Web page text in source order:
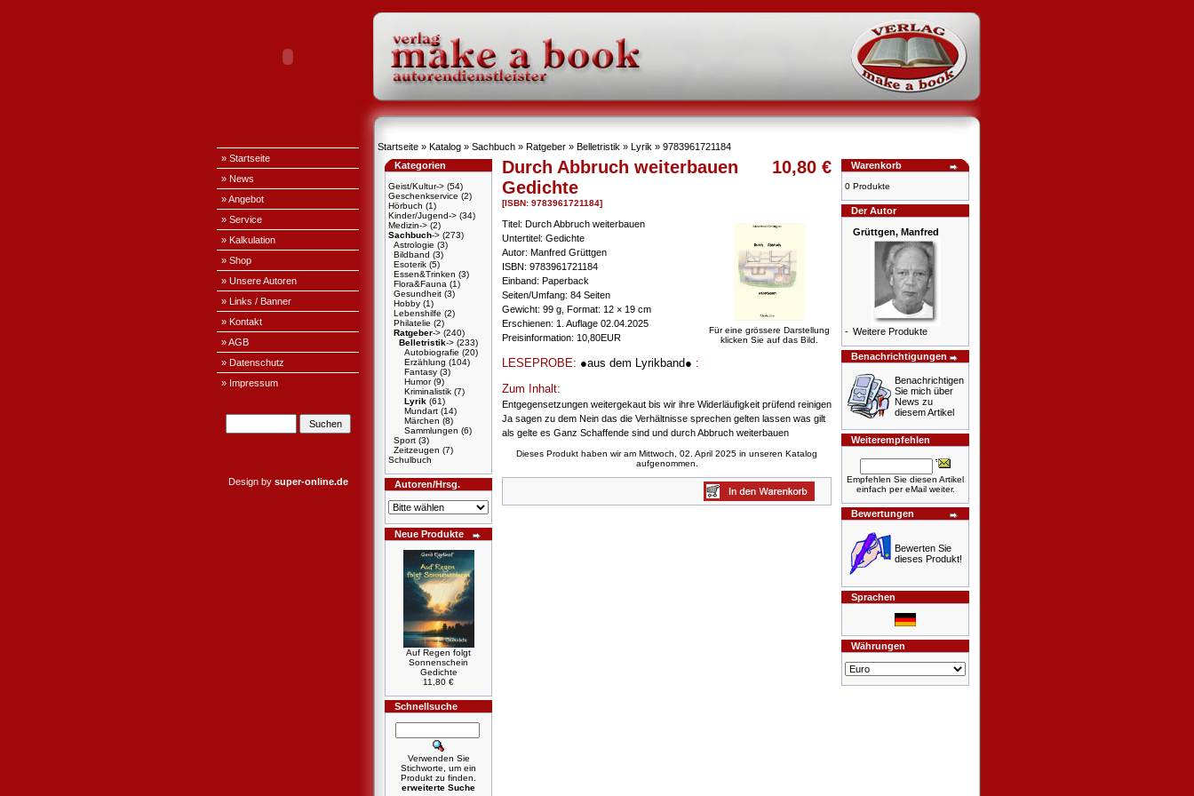
» Startseite
» News
» Angebot
» Service
» Kalkulation
» Shop
» Unsere Autoren
» Links / Banner
» Kontakt
» AGB
» Datenschutz
» Impressum
Design by super-online.de
Startseite » Katalog » Sachbuch » Ratgeber » Belletristik » Lyrik » 9783961721184
Kategorien
Geist/Kultur-> (54)
Geschenkservice (2)
Hörbuch (1)
Kinder/Jugend-> (34)
Medizin-> (2)
Sachbuch-> (273)
Astrologie (3)
Bildband (3)
Esoterik (5)
Essen&Trinken (3)
Flora&Fauna (1)
Gesundheit (3)
Hobby (1)
Lebenshilfe (2)
Philatelie (2)
Ratgeber-> (240)
Belletristik-> (233)
Autobiografie (20)
Erzählung (104)
Fantasy (3)
Humor(9)
Kriminalistik (7)
Lyrik (61)
Mundart (14)
Märchen (8)
Sammlungen (6)
Sport (3)
Zeitzeugen (7)
Schulbuch
Autoren/Hrsg.
Neue Produkte
Auf Regen folgt
Sonnenschein
Gedichte
11,80 €
Schnellsuche
Verwenden Sie
Stichworte, um ein
Produkt zu finden.
erweiterte Suche
Durch Abbruch weiterbauen
Gedichte
[ISBN: 9783961721184]
10,80 €
Für eine grössere Darstellung
klicken Sie auf das Bild.
Titel: Durch Abbruch weiterbauen
Untertitel: Gedichte
Autor: Manfred Grüttgen
ISBN: 9783961721184
Einband: Paperback
Seiten/Umfang: 84 Seiten
Gewicht: 99 g, Format: 12 × 19 cm
Erschienen: 1. Auflage 02.04.2025
Preisinformation: 10,80EUR
LESEPROBE: ●aus dem Lyrikband● :
Zum Inhalt:
Entgegensetzungen weitergekaut bis wir ihre Widerläufigkeit prüfend reinigen
Ja sagen zu dem Nein das die Verhältnisse sprechen gelten lassen was gilt
als gelte es Ganz Schaffende sind und durch Abbruch weiterbauen
Dieses Produkt haben wir am Mittwoch, 02. April 2025 in unseren Katalog
aufgenommen.
Warenkorb
0 Produkte
Der Autor
Grüttgen, Manfred
- Weitere Produkte
Benachrichtigungen
Benachrichtigen
Sie mich über
News zu
diesem Artikel
Weiterempfehlen
Empfehlen Sie diesen Artikel
einfach per eMail weiter.
Bewertungen
Bewerten Sie
dieses Produkt!
Sprachen
Währungen